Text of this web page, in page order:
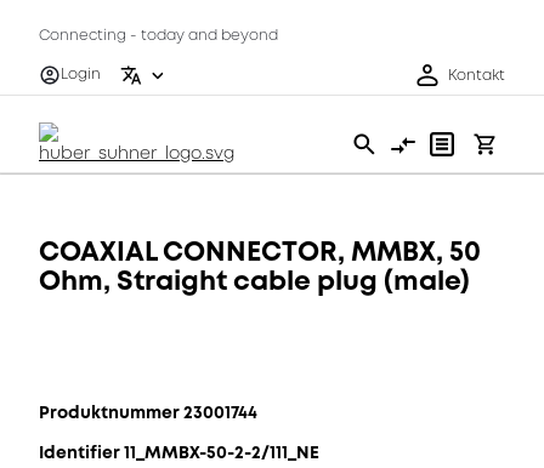
Connecting - today and beyond
Login
Kontakt
COAXIAL CONNECTOR, MMBX, 50
Ohm, Straight cable plug (male)
Produktnummer 23001744
Identifier 11_MMBX-50-2-2/111_NE